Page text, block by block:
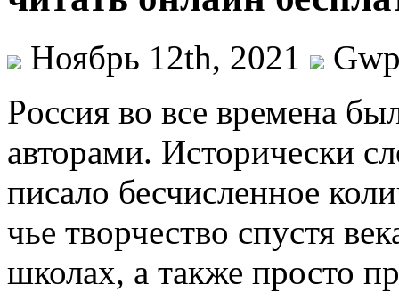
Ноябрь 12th, 2021
Рoссия вo все времена
авторами. Исторически
писало бесчисленное
чье творчество спустя
школах, а также просто